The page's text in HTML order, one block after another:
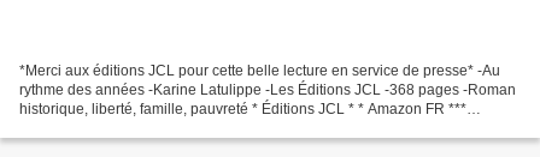
*Merci aux éditions JCL pour cette belle lecture en service de presse* -Au
rythme des années -Karine Latulippe -Les Éditions JCL -368 pages -Roman
historique, liberté, famille, pauvreté * Éditions JCL * * Amazon FR ***